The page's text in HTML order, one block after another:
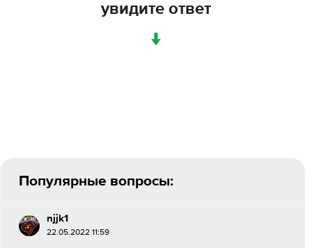
увидите ответ
↓
Популярные вопросы:
njjk1
22.05.2022 11:59